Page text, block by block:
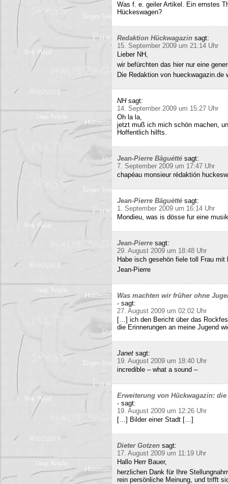
Was f. e. geiler Artikel. Ein ernstes
Hückeswagen?
Redaktion Hückwagazin sagt:
15. September 2009 um 21:14 Uhr
Lieber NH,
wir befürchten das hier nur eine
Die Redaktion von
NH sagt:
14. September 2009 um 15:27 Uhr
Oh la la,
jetzt muß ich mich schön machen,
Hoffentlich hilfts.
Jean-Pierre Bâguétté sagt:
7. September 2009 um 17:47 Uhr
chapéau monsieur rédaktión
Jean-Pierre Bâguétté sagt:
1. September 2009 um 16:14 Uhr
Mondieu, was is dösse fur eine
Jean-Pierre sagt:
29. August 2009 um 18:48 Uhr
Habe isch gesehön fiele toll Frau
Jean-Pierre
Was machten wir früher ohne
- sagt:
27. August 2009 um 02:02 Uhr
[…] ich den Bericht über das
die Erinnerungen an meine Jugend
Janet sagt:
19. August 2009 um 18:40 Uhr
incredible – what a sound –
Erweiterung von Hückwagazin:
- sagt:
19. August 2009 um 12:26 Uhr
[…] Bilder einer Stadt […]
Dieter Gotzen sagt:
17. August 2009 um 11:19 Uhr
Hallo Herr Bauer,
herzlichen Dank für Ihre
rein persönliche Meinung, und trifft